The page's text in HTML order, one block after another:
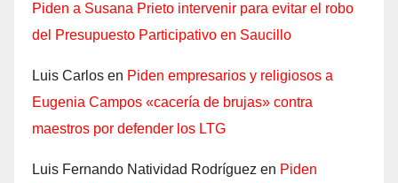
Piden a Susana Prieto intervenir para evitar el robo
del Presupuesto Participativo en Saucillo
Luis Carlos en Piden empresarios y religiosos a
Eugenia Campos «cacería de brujas» contra
maestros por defender los LTG
Luis Fernando Natividad Rodríguez en Piden